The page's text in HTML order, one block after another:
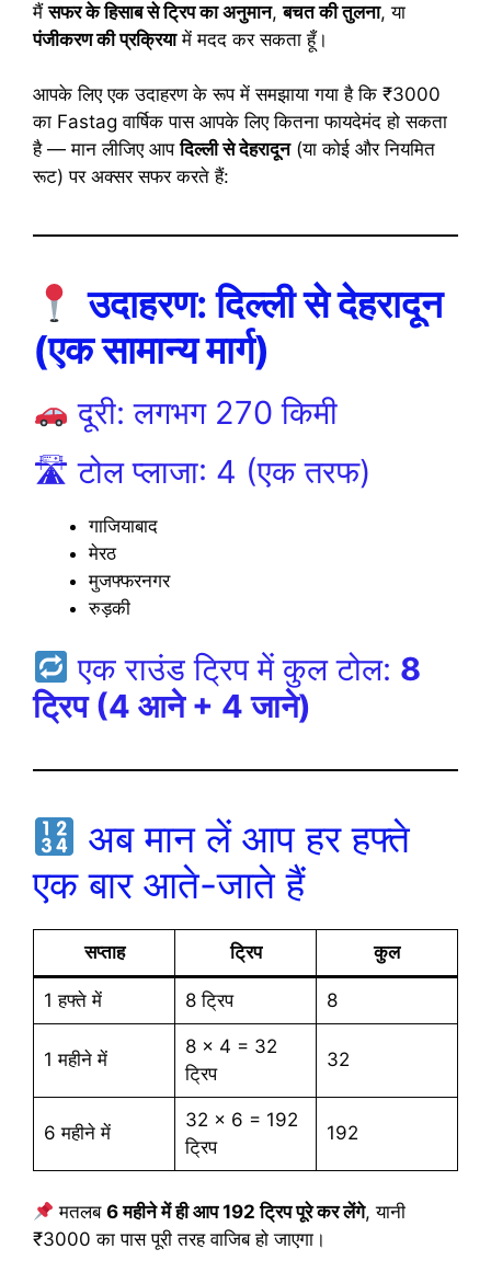
मैंसफर के हिसाब से ट्रिप का अनुमान,बचत की तुलना, या
पंजीकरण की प्रक्रियामें मदद कर सकता हूँ।
आपके लिए एक उदाहरण के रूप में समझाया गया है कि ₹3000
का Fastag वार्षिक पास आपके लिए कितना फायदेमंद हो सकता
है — मान लीजिए आपदिल्ली से देहरादून(या कोई और नियमित
रूट) पर अक्सर सफर करते हैं:
उदाहरण: दिल्ली से देहरादून
(एक सामान्य मार्ग)
दूरी: लगभग 270 किमी
🛣 टोल प्लाजा: 4 (एक तरफ)
गाजियाबाद
मेरठ
मुजफ्फरनगर
रुड़की
एक राउंड ट्रिप में कुल टोल: 8
ट्रिप (4 आने + 4 जाने)
अब मान लें आप हर हफ्ते
एक बार आते-जाते हैं
सप्ताह ट्रिप कुल
1 हफ्ते में 8 ट्रिप 8
1 महीने में
8 × 4 = 32
ट्रिप
32
6 महीने में
32 × 6 = 192
ट्रिप
192
मतलब6 महीने में ही आप 192 ट्रिप पूरे कर लेंगे, यानी
₹3000 का पास पूरी तरह वाजिब हो जाएगा।